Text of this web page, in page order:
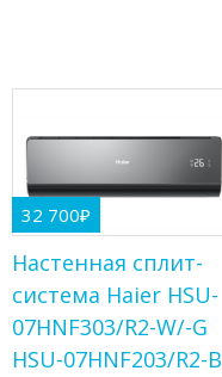
32 700₽
Настенная сплит-
система Haier HSU-
07HNF303/R2-W/-G
HSU-07HNF203/R2-B